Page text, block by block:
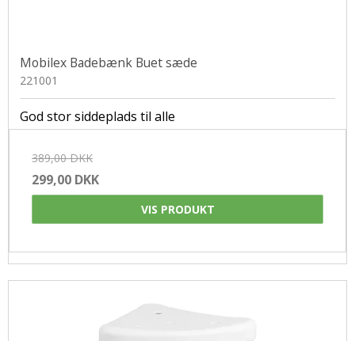
Mobilex Badebænk Buet sæde
221001
God stor siddeplads til alle
389,00 DKK
299,00 DKK
VIS PRODUKT